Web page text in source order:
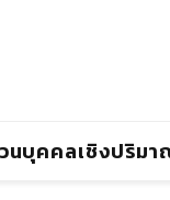
นบุคคลเชิงปริมา